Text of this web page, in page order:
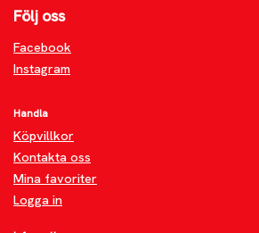
Följ oss
Facebook
Instagram
Handla
Köpvillkor
Kontakta oss
Mina favoriter
Logga in